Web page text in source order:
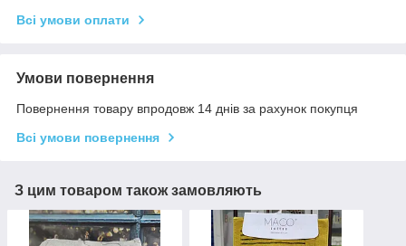
Всі умови оплати
Умови повернення
Повернення товару впродовж 14 днів за рахунок покупця
Всі умови повернення
З цим товаром також замовляють